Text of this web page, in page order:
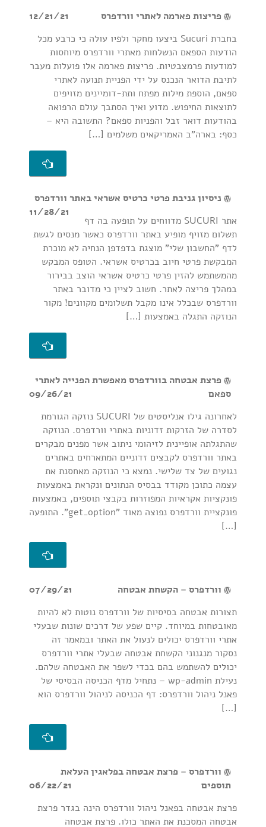
פריצות פארמה לאתרי וורדפרס
12/21/21
בחברת Sucuri ביצעו מחקר ולפיו עולה כי כרבע מכל
הודעות הספאם הנשלחות מאתרי וורדפרס מיוחסות
למודעות פרמצבטיות. פריצות פארמה אלו פועלות מעבר
לתיבת הדואר הנכנס על ידי הפניית תנועה לאתרי
ספאם, הוספת מילות מפתח ותת-דומיינים מזויפים
לתוצאות החיפוש. מדוע ואיך הסתבך עולם הרפואה
בהודעות דואר זבל והפניות ספאם? התשובה היא –
כסף: בארה"ב האמריקאים משלמים […]
ניסיון גניבת פרטי כרטיס אשראי באתר וורדפרס
11/28/21
אתר SUCURI מדווחים על תופעה בה דף
תשלום מזויף מופיע באתר וורדפרס כאשר מנסים לגשת
לדף "החשבון שלי" מוצגת בדפדפן הנחיה לא מוכרת
המבקשת פרטי חיוב בכרטיס אשראי. הטופס המבקש
מהמשתמש להזין פרטי כרטיס אשראי הוצב בבירור
במהלך פריצה לאתר. חשוב לציין כי מדובר באתר
וורדפרס שבכלל אינו מקבל תשלומים מקוונים! מקור
הנוזקה התגלה באמצעות […]
פרצת אבטחה בוורדפרס מאפשרת הפנייה לאתרי
ספאם
09/26/21
לאחרונה גילו אנליסטים של SUCURI נוזקה הגורמת
לסדרה של הזרקות זדוניות באתרי וורדפרס. הנוזקה
שהתגלתה אופיינית לזיהומי ניתוב אשר מפנים מבקרים
באתר וורדפרס לקבצים זדוניים המתארחים באתרים
נגועים של צד שלישי. נמצא כי הנוזקה מאחסנת את
עצמה כתוכן מקודד בבסיס הנתונים ונקראת באמצעות
פונקציות אקראיות המפוזרות בקבצי תוספים, באמצעות
פונקציית וורדפרס נפוצה מאוד "get_option". התופעה
[…]
וורדפרס – הקשחת אבטחה
07/29/21
תצורות אבטחה בסיסיות של וורדפרס נוטות לא להיות
מאובטחות במיוחד. קיים שפע של דרכים שונות שבעלי
אתרי וורדפרס יכולים לנעול את האתר ובמאמר זה
נסקור מנגנוני הקשחת אבטחה שבעלי אתרי וורדפרס
יכולים להשתמש בהם בכדי לשפר את האבטחה שלהם.
נעילת wp-admin – נתחיל מדף הכניסה הבסיסי של
פאנל ניהול וורדפרס: דף הכניסה לניהול וורדפרס הוא
[…]
וורדפרס – פרצת אבטחה בפלאגין העלאת
תוספים
06/22/21
פרצת אבטחה בפאנל ניהול וורדפרס הינה בגדר פרצת
אבטחה המסכנת את האתר כולו. פרצת אבטחה